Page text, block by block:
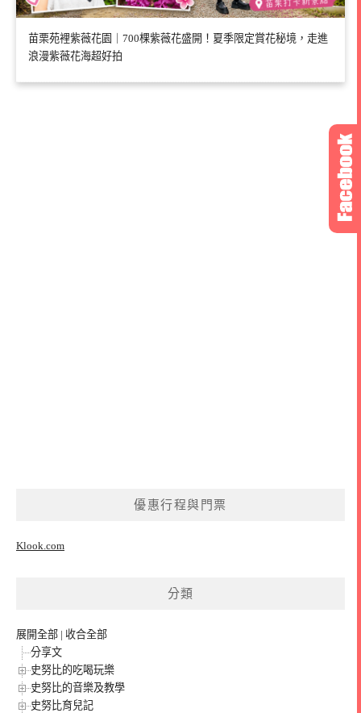
苗栗苑裡紫薇花園｜700棵紫薇花盛開！夏季限定賞花秘境，走進
浪漫紫薇花海超好拍
優惠行程與門票
Klook.com
分類
展開全部 | 收合全部
分享文
史努比的吃喝玩樂
史努比的音樂及教學
史努比育兒記